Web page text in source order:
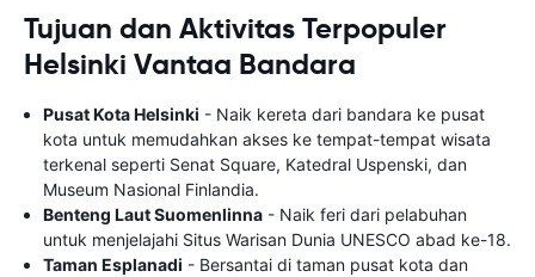
Tujuan dan Aktivitas Terpopuler
Helsinki Vantaa Bandara
Pusat Kota Helsinki - Naik kereta dari bandara ke pusat
kota untuk memudahkan akses ke tempat-tempat wisata
terkenal seperti Senat Square, Katedral Uspenski, dan
Museum Nasional Finlandia.
Benteng Laut Suomenlinna - Naik feri dari pelabuhan
untuk menjelajahi Situs Warisan Dunia UNESCO abad ke-18.
Taman Esplanadi - Bersantai di taman pusat kota dan